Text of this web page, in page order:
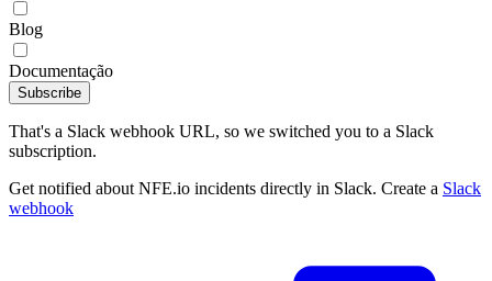
Blog
Documentação
Subscribe
That's a Slack webhook URL, so we switched you to a Slack
subscription.
Get notified about NFE.io incidents directly in Slack. Create a Slack
webhook